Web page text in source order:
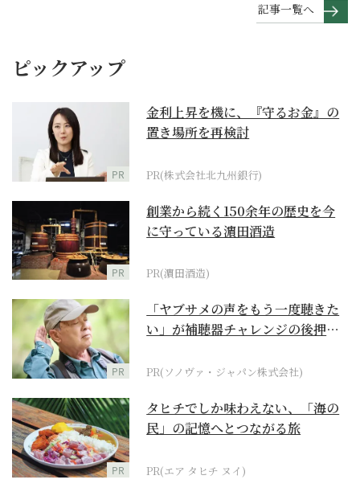
記事一覧へ
ピックアップ
PR
金利上昇を機に、『守るお金』の
置き場所を再検討
PR(株式会社北九州銀行)
PR
創業から続く150余年の歴史を今
に守っている濵田酒造
PR(濵田酒造)
PR
「ヤブサメの声をもう一度聴きた
い」が補聴器チャレンジの後押し
PR(ソノヴァ・ジャパン株式会社)
PR
タヒチでしか味わえない、「海の
民」の記憶へとつながる旅
PR(エア タヒチ ヌイ)